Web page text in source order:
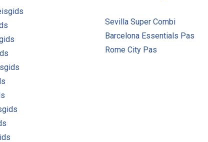
Sevilla Super Combi
Barcelona Essentials Pas
Rome City Pas